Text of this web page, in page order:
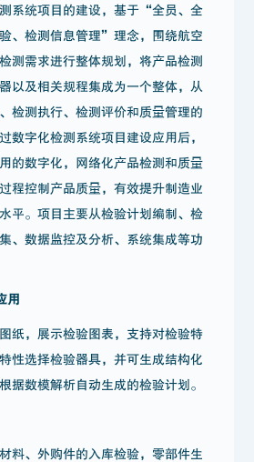
系统项目的建设，基于“全员、全
、检测信息管理”理念，围绕航空
测需求进行整体规划，将产品检测
以及相关规程集成为一个整体，从
检测执行、检测评价和质量管理的
数字化检测系统项目建设应用后，
的数字化，网络化产品检测和质量
程控制产品质量，有效提升制造业
平。项目主要从检验计划编制、检
、数据监控及分析、系统集成等功
用
纸，展示检验图表，支持对检验特
性选择检验器具，并可生成结构化
据数模解析自动生成的检验计划。
料、外购件的入库检验，零部件生